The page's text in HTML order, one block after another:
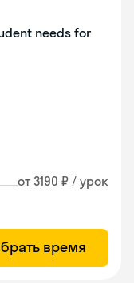
needs for
от 3190 ₽ / урок
время